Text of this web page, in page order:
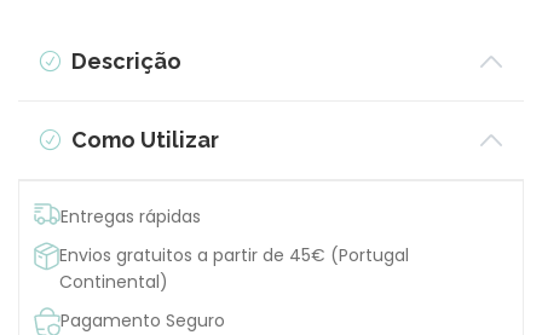
Descrição
Como Utilizar
Entregas rápidas
Envios gratuitos a partir de 45€ (Portugal
Continental)
Pagamento Seguro